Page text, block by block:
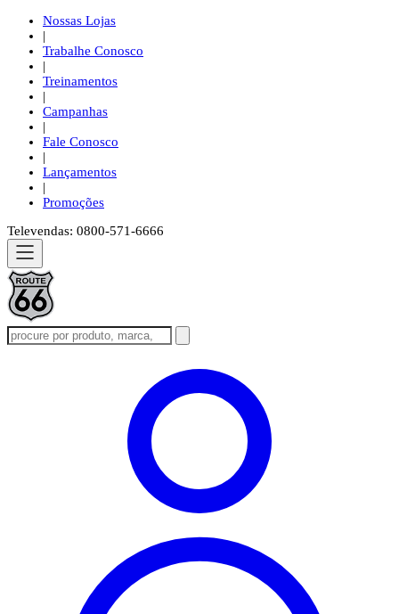
Nossas Lojas
|
Trabalhe Conosco
|
Treinamentos
|
Campanhas
|
Fale Conosco
|
Lançamentos
|
Promoções
Televendas: 0800-571-6666